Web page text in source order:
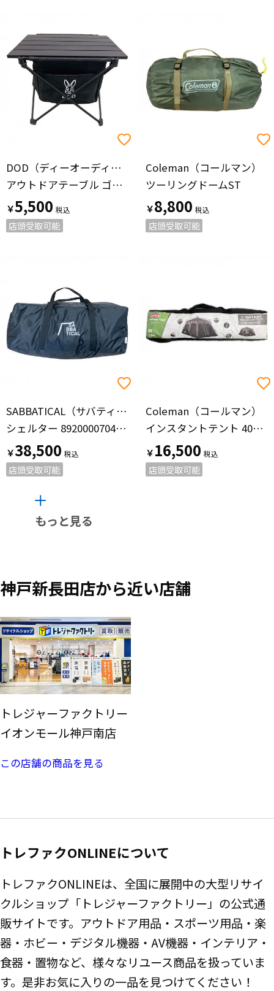
DOD（ディーオーディー）
アウトドアテーブル ゴミ箱兼テーブル ブラック STEALTH X MINI
￥5,500
店頭受取可能
Coleman（コールマン）
ツーリングドームST
￥8,800
店頭受取可能
SABBATICAL（サバティカル）
シェルター 89200007047000 スカイパイロット シンセティック
￥38,500
店頭受取可能
Coleman（コールマン）
インスタントテント 4010036920
￥16,500
店頭受取可能
もっと見る
神戸新長田店から近い店舗
トレジャーファクトリー
イオンモール神戸南店
この店舗の商品を見る
トレファクONLINEについて
トレファクONLINEは、全国に展開中の大型リサイ
クルショップ「トレジャーファクトリー」の公式通
販サイトです。アウトドア用品・スポーツ用品・楽
器・ホビー・デジタル機器・AV機器・インテリア・
食器・置物など、様々なリユース商品を扱っていま
す。是非お気に入りの一品を見つけてください！